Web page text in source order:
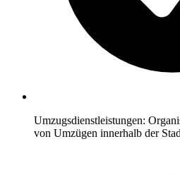
Umzugsdienstleistungen:
von Umzügen innerhalb der